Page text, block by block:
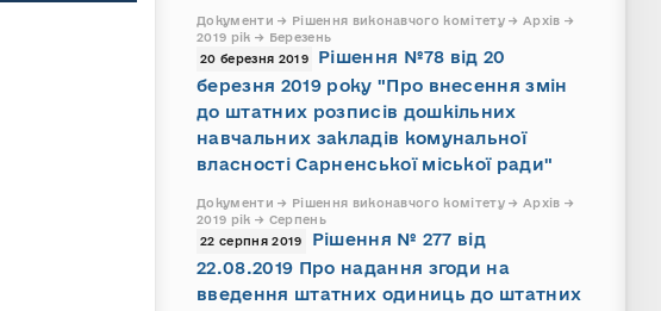
Документи → Рішення виконавчого комітету → Архів →
2019 рік → Березень
20 березня 2019
Рішення №78 від 20
березня 2019 року "Про внесення змін
до штатних розписів дошкільних
навчальних закладів комунальної
власності Сарненської міської ради"
Документи → Рішення виконавчого комітету → Архів →
2019 рік → Серпень
22 серпня 2019
Рішення № 277 від
22.08.2019 Про надання згоди на
введення штатних одиниць до штатних